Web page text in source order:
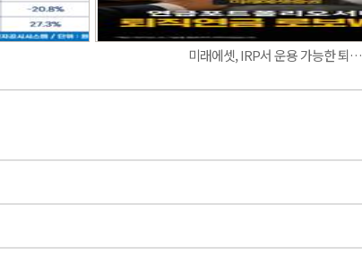
미래에셋, IRP서 운용 가능한 퇴…